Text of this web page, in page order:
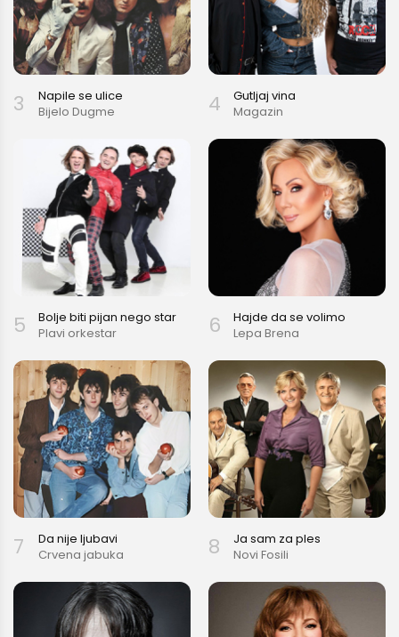
3
Napile se ulice
Bijelo Dugme
4
Gutljaj vina
Magazin
5
Bolje biti pijan nego star
Plavi orkestar
6
Hajde da se volimo
Lepa Brena
7
Da nije ljubavi
Crvena jabuka
8
Ja sam za ples
Novi Fosili